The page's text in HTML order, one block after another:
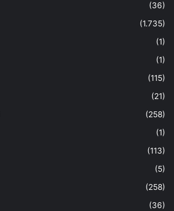
(36)
(1.735)
(1)
(1)
(115)
(21)
(258)
(1)
(113)
(5)
(258)
(36)